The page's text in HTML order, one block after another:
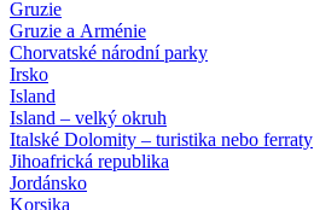
Gruzie
Gruzie a Arménie
Chorvatské národní parky
Irsko
Island
Island – velký okruh
Italské Dolomity – turistika nebo ferraty
Jihoafrická republika
Jordánsko
Korsika